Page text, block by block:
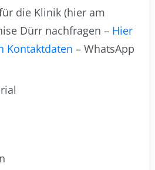
die Klinik (hier am
Dürr nachfragen – Hier
Kontaktdaten – WhatsApp